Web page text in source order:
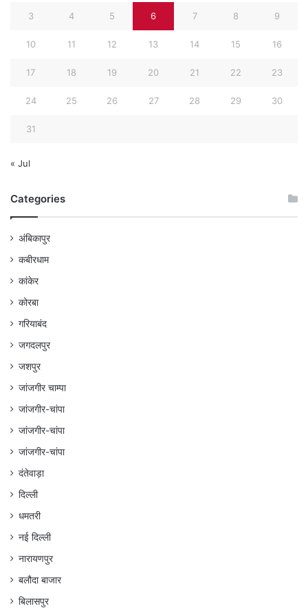
3 4 5 6 7 8 9
10 11 12 13 14 15 16
17 18 19 20 21 22 23
24 25 26 27 28 29 30
31
« Jul
Categories
अंबिकापुर
कबीरधाम
कांकेर
कोरबा
गरियाबंद
जगदलपुर
जशपुर
जांजगीर चाम्पा
जांजगीर-चांपा
जांजगीर-चांपा
जांजगीर-चांपा
दंतेवाड़ा
दिल्ली
धमतरी
नई दिल्ली
नारायणपुर
बलौदा बाजार
बिलासपुर